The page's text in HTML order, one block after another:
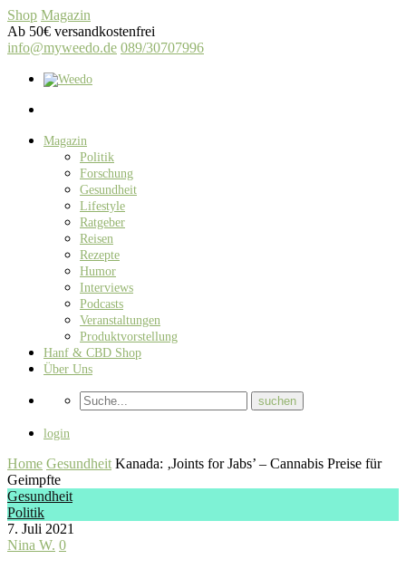
Shop Magazin
Ab 50€ versandkostenfrei
info@myweedo.de 089/30707996
Magazin
Politik
Forschung
Gesundheit
Lifestyle
Ratgeber
Reisen
Rezepte
Humor
Interviews
Podcasts
Veranstaltungen
Produktvorstellung
Hanf & CBD Shop
Über Uns
login
Home Gesundheit Kanada: ‚Joints for Jabs’ – Cannabis Preise für
Geimpfte
Gesundheit
Politik
7. Juli 2021
Nina W. 0